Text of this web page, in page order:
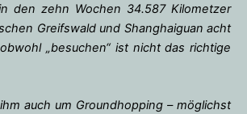
den zehn Wochen 34.587 Kilometzer
Greifswald und Shanghaiguan acht
„besuchen“ ist nicht das richtige
auch um Groundhopping – möglichst